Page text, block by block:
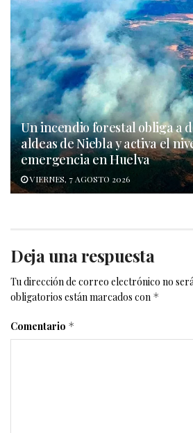
Un incendio forestal obliga a
aldeas de Niebla y activa el
emergencia en Huelva
VIERNES, 7 AGOSTO 2026
Deja una respuesta
Tu dirección de correo electrónico no
obligatorios están marcados con *
Comentario *